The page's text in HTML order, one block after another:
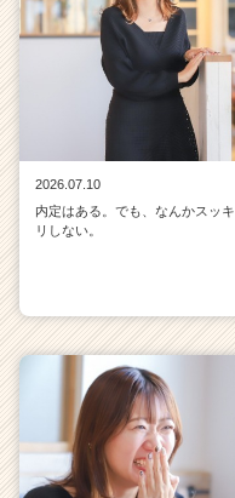
2026.07.10
内定はある。でも、なんかスッキ
リしない。